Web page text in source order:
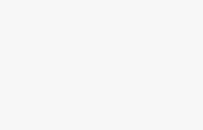
Ковер шерстяной
2,00×3,00 м,